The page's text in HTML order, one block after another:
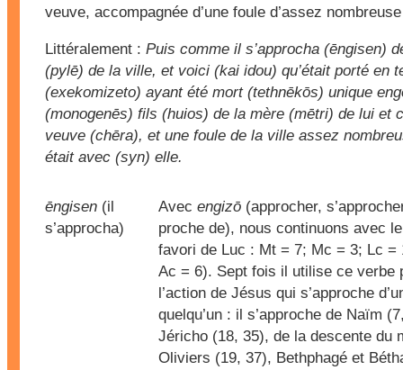
veuve, accompagnée d’une foule d’assez
Littéralement : Puis comme il s’approcha (ēngisen)
(pylē) de la ville, et voici (kai idou) qu’était porté en
(exekomizeto) ayant été mort (tethnēkōs) unique
(monogenēs) fils (huios) de la mère (mētri) de lui et
veuve (chēra), et une foule de la ville assez
était avec (syn) elle.
ēngisen (il
s’approcha)
Avec engizō (approcher,
proche de), nous continuons avec
favori de Luc : Mt = 7; Mc = 3; Lc =
Ac = 6). Sept fois il utilise ce verbe
l’action de Jésus qui s’approche
quelqu’un : il s’approche de Naïm
Jéricho (18, 35), de la descente du
Oliviers (19, 37), Bethphagé et